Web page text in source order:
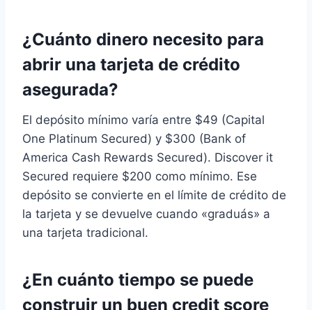
¿Cuánto dinero necesito para
abrir una tarjeta de crédito
asegurada?
El depósito mínimo varía entre $49 (Capital
One Platinum Secured) y $300 (Bank of
America Cash Rewards Secured). Discover it
Secured requiere $200 como mínimo. Ese
depósito se convierte en el límite de crédito de
la tarjeta y se devuelve cuando «graduás» a
una tarjeta tradicional.
¿En cuánto tiempo se puede
construir un buen credit score